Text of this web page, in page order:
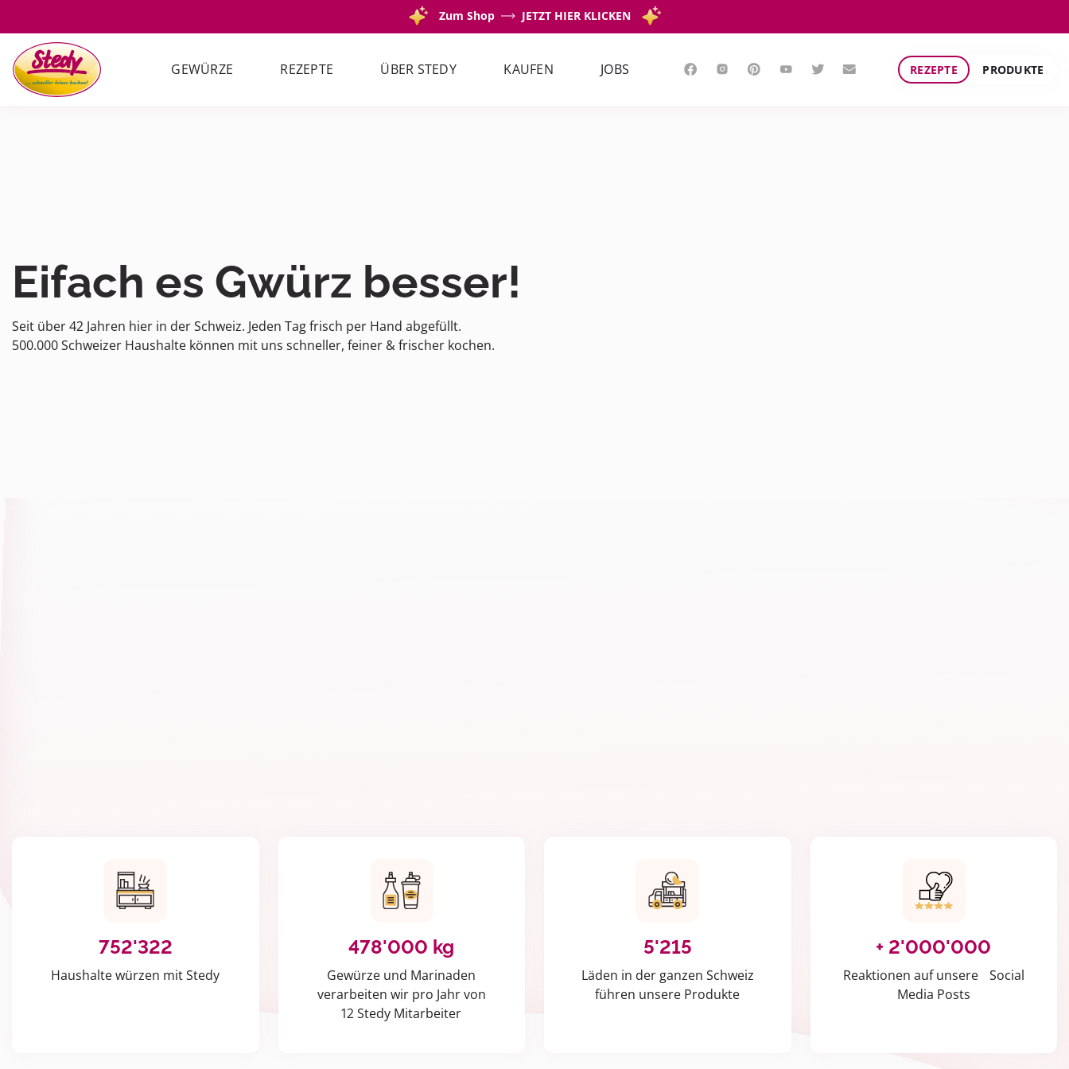
Zum Shop JETZT HIER KLICKEN
GEWÜRZE REZEPTE ÜBER STEDY KAUFEN JOBS REZEPTE PRODUKTE
Eifach es Gwürz besser!
Seit über 42 Jahren hier in der Schweiz. Jeden Tag frisch per Hand abgefüllt.
500.000 Schweizer Haushalte können mit uns schneller, feiner & frischer kochen.
752'322
Haushalte würzen mit Stedy
478'000 kg
Gewürze und Marinaden
verarbeiten wir pro Jahr von
12 Stedy Mitarbeiter
5'215
Läden in der ganzen Schweiz
führen unsere Produkte
+ 2'000'000
Reaktionen auf unsere Social
Media Posts